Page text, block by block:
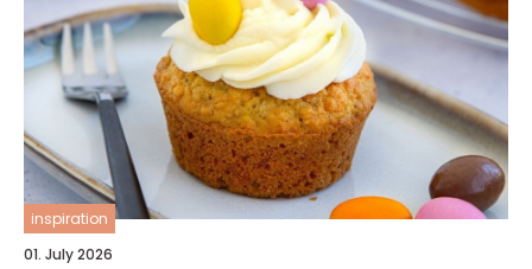
inspiration
01. July 2026